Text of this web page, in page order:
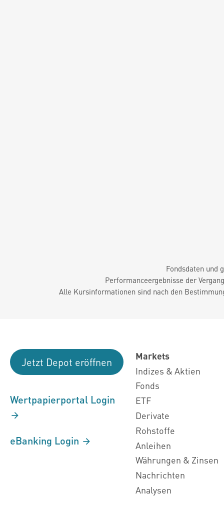
Fondsdaten und
Performanceergebnisse der
Alle Kursinformationen sind nach den
Jetzt Depot eröffnen
Wertpapierportal Login
eBanking Login
Markets
Indizes & Aktien
Fonds
ETF
Derivate
Rohstoffe
Anleihen
Währungen & Zinsen
Nachrichten
Analysen